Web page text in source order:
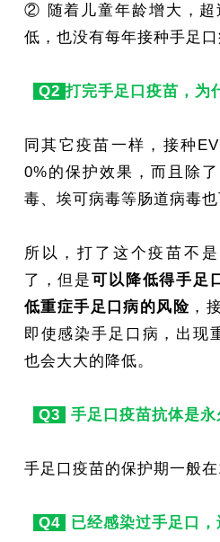
② 随着儿童年龄增大，超
低，也没有每年接种手足口
Q2 打完手足口疫苗，为
同其它疫苗一样，接种
0%的保护效果，而且除
毒、埃可病毒等肠道病毒也
所以，打了这个疫苗不
了，但是可以降低得手足
低重症手足口病的风险 ，
即使感染手足口病，出现
也会大大的降低。
Q3 手足口疫苗抗体是永
手足口疫苗的保护期一般在
Q4 已经感染过手足口